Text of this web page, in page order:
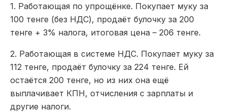
1. Работающая по упрощёнке. Покупает муку за
100 тенге (без НДС), продаёт булочку за 200
тенге + 3% налога, итоговая цена – 206 тенге.
2. Работающая в системе НДС. Покупает муку за
112 тенге, продаёт булочку за 224 тенге. Ей
остаётся 200 тенге, но из них она ещё
выплачивает КПН, отчисления с зарплаты и
другие налоги.